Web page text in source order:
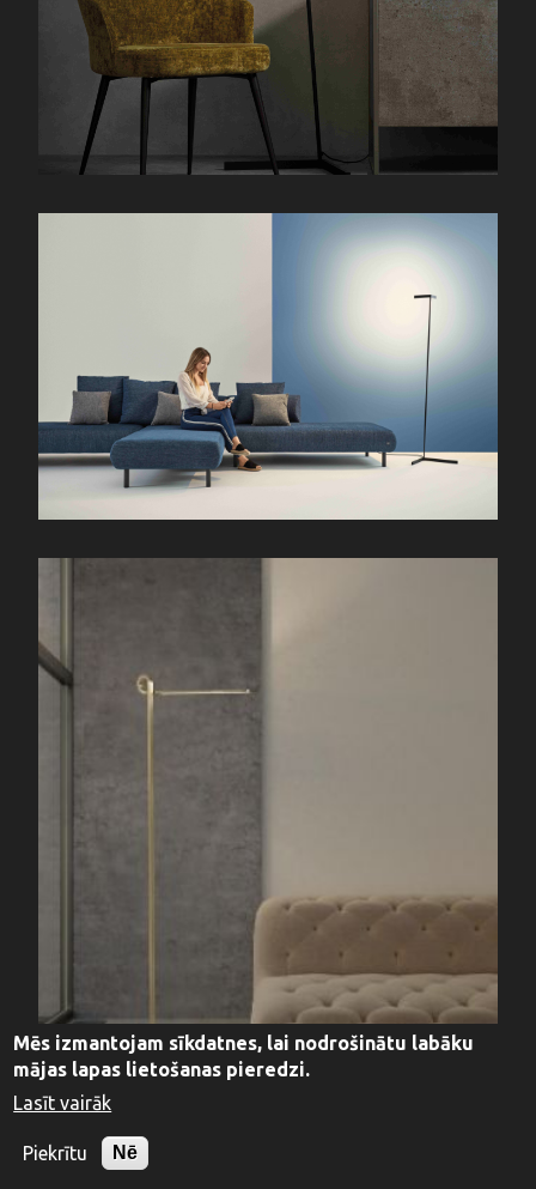
Mēs izmantojam sīkdatnes, lai nodrošinātu labāku
mājas lapas lietošanas pieredzi.
Lasīt vairāk
Piekrītu Nē